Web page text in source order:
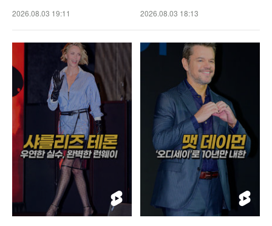
2026.08.03 19:11 2026.08.03 18:13